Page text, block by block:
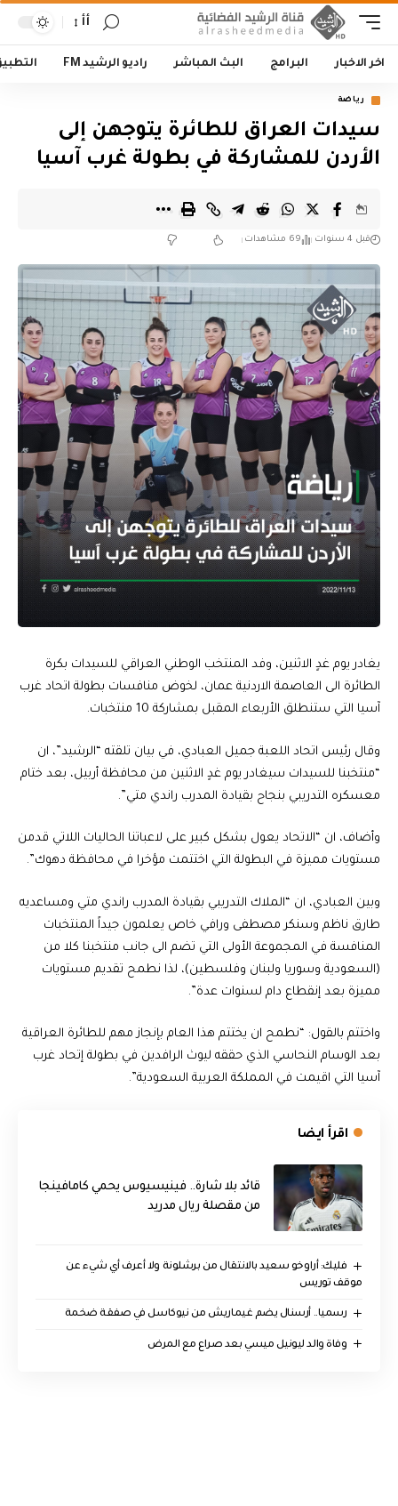
أأ
اخر الاخبار البرامج البث المباشر راديو الرشيد FM
رياضة
سيدات العراق للطائرة يتوجهن إلى
الأردن للمشاركة في بطولة غرب آسيا
قبل 4 سنوات 69 مشاهدات
يغادر يوم غدٍ الاثنين، وفد المنتخب الوطني العراقي للسيدات بكرة
الطائرة الى العاصمة الاردنية عمان، لخوض منافسات بطولة اتحاد غرب
آسيا التي ستنطلق الأربعاء المقبل بمشاركة 10 منتخبات.
وقال رئيس اتحاد اللعبة جميل العبادي، في بيان تلقته “الرشيد”، ان
“منتخبنا للسيدات سيغادر يوم غدٍ الاثنين من محافظة أربيل، بعد ختام
معسكره التدريبي بنجاح بقيادة المدرب راندي متي”.
وأضاف، ان “الاتحاد يعول بشكل كبير على لاعباتنا الحاليات اللاتي قدمن
مستويات مميزة في البطولة التي اختتمت مؤخرا في محافظة دهوك”.
وبين العبادي، ان “الملاك التدريبي بقيادة المدرب راندي متي ومساعديه
طارق ناظم وسنكر مصطفى ورافي خاص يعلمون جيداً المنتخبات
المنافسة في المجموعة الأولى التي تضم الى جانب منتخبنا كلا من
(السعودية وسوريا ولبنان وفلسطين)، لذا نطمح تقديم مستويات
مميزة بعد إنقطاع دام لسنوات عدة”.
واختتم بالقول: “نطمح ان يختتم هذا العام بإنجاز مهم للطائرة العراقية
بعد الوسام النحاسي الذي حققه ليوث الرافدين في بطولة إتحاد غرب
آسيا التي اقيمت في المملكة العربية السعودية”.
اقرأ ايضا
قائد بلا شارة.. فينيسيوس يحمي كامافينجا
من مقصلة ريال مدريد
فليك: أراوخو سعيد بالانتقال من برشلونة ولا أعرف أي شيء عن
موقف توريس
رسميا.. أرسنال يضم غيماريش من نيوكاسل في صفقة ضخمة
وفاة والد ليونيل ميسي بعد صراع مع المرض